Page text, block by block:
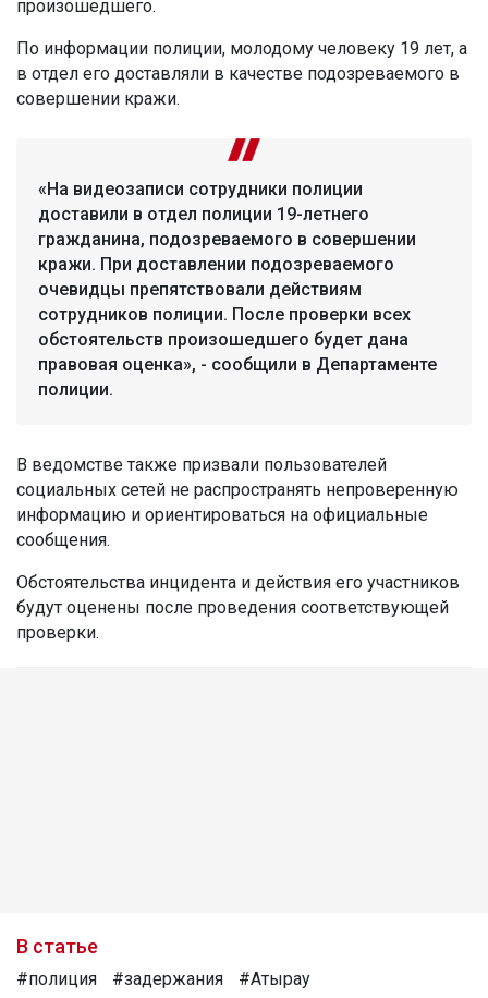
произошедшего.
По информации полиции, молодому человеку 19 лет, а
в отдел его доставляли в качестве подозреваемого в
совершении кражи.
«На видеозаписи сотрудники полиции
доставили в отдел полиции 19-летнего
гражданина, подозреваемого в совершении
кражи. При доставлении подозреваемого
очевидцы препятствовали действиям
сотрудников полиции. После проверки всех
обстоятельств произошедшего будет дана
правовая оценка», - сообщили в Департаменте
полиции.
В ведомстве также призвали пользователей
социальных сетей не распространять непроверенную
информацию и ориентироваться на официальные
сообщения.
Обстоятельства инцидента и действия его участников
будут оценены после проведения соответствующей
проверки.
В статье
#полиция #задержания #Атырау